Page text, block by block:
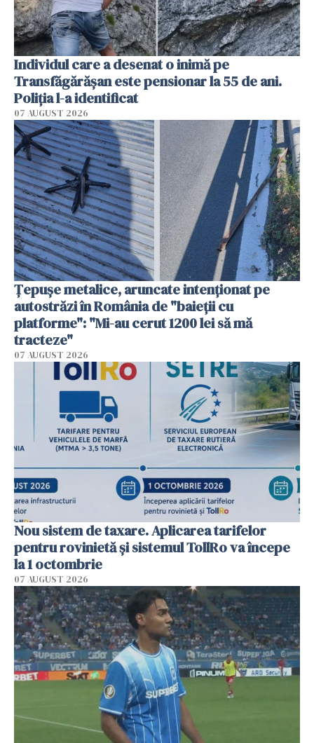
Individul care a desenat o inimă pe
Transfăgărășan este pensionar la 55 de ani.
Poliția l-a identificat
07 AUGUST 2026
Țepușe metalice, aruncate intenționat pe
autostrăzi în România de "baieții cu
platforme": "Mi-au cerut 1200 lei să mă
tracteze"
07 AUGUST 2026
Nou sistem de taxare. Aplicarea tarifelor
pentru rovinietă şi sistemul TollRo va începe
la 1 octombrie
07 AUGUST 2026